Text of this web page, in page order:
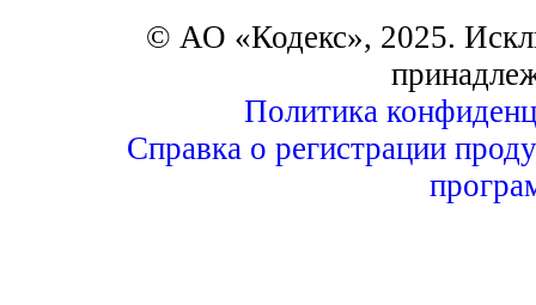
© АО «Кодекс», 2025.
Политика
Справка о регистрации